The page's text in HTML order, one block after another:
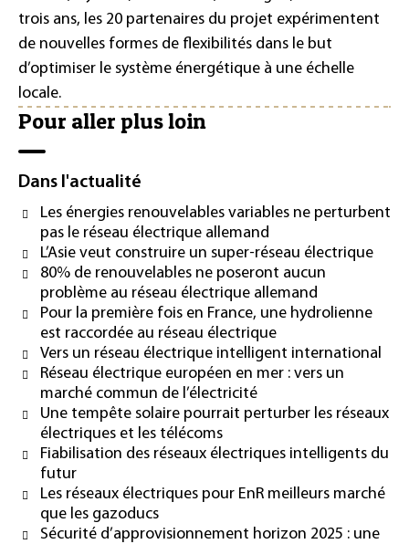
trois ans, les 20 partenaires du projet expérimentent
de nouvelles formes de flexibilités dans le but
d’optimiser le système énergétique à une échelle
locale.
Pour aller plus loin
Dans l'actualité
Les énergies renouvelables variables ne perturbent
pas le réseau électrique allemand
L’Asie veut construire un super-réseau électrique
80% de renouvelables ne poseront aucun
problème au réseau électrique allemand
Pour la première fois en France, une hydrolienne
est raccordée au réseau électrique
Vers un réseau électrique intelligent international
Réseau électrique européen en mer : vers un
marché commun de l’électricité
Une tempête solaire pourrait perturber les réseaux
électriques et les télécoms
Fiabilisation des réseaux électriques intelligents du
futur
Les réseaux électriques pour EnR meilleurs marché
que les gazoducs
Sécurité d’approvisionnement horizon 2025 : une